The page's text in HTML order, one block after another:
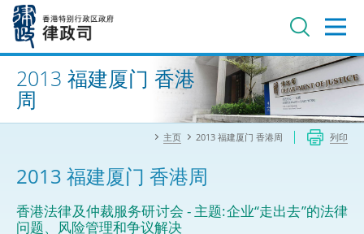
内
进阶搜寻
2013 福建厦门 香港
周
主页 2013 福建厦门 香港周 列印
2013 福建厦门 香港周
香港法律及仲裁服务研讨会 - 主题:企业“走出去”的法律
问题、风险管理和争议解决